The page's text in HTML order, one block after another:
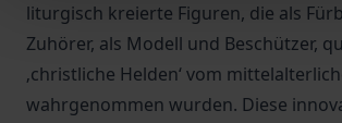
liturgisch kreierte Figuren, die als
Zuhörer, als Modell und Beschützer,
‚christliche Helden‘ vom
wahrgenommen wurden. Diese